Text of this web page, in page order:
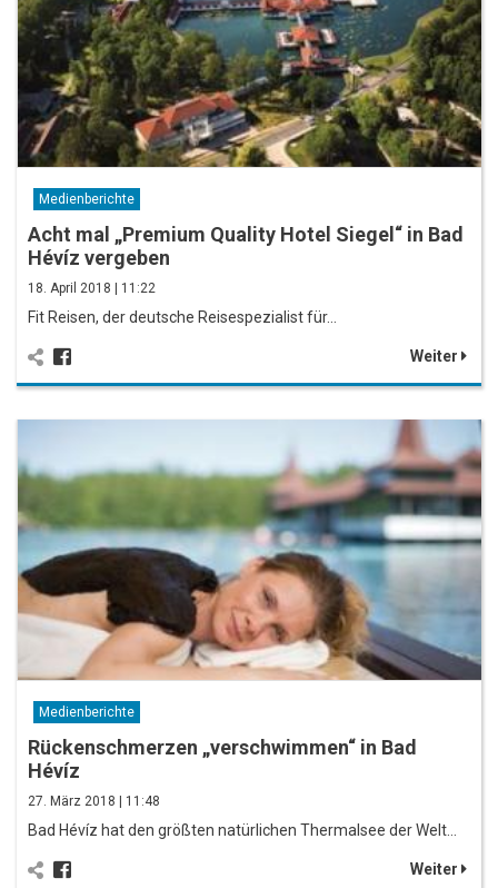
Medienberichte
Acht mal „Premium Quality Hotel Siegel“ in Bad
Hévíz vergeben
18. April 2018 | 11:22
Fit Reisen, der deutsche Reisespezialist für…
Weiter
Medienberichte
Rückenschmerzen „verschwimmen“ in Bad
Hévíz
27. März 2018 | 11:48
Bad Hévíz hat den größten natürlichen Thermalsee der Welt…
Weiter